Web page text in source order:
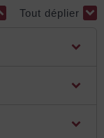
Tout déplier